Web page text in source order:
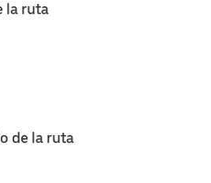
la ruta
de la ruta